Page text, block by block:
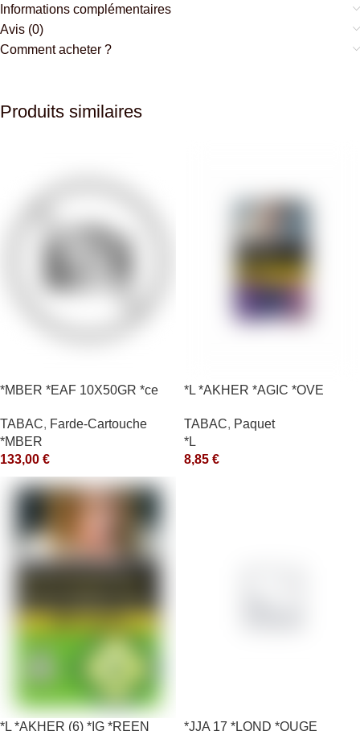
Informations complémentaires
Avis (0)
Comment acheter ?
Produits similaires
*MBER *EAF 10X50GR *ce
TABAC, Farde-Cartouche
*MBER
133,00 €
*L *AKHER *AGIC *OVE
TABAC, Paquet
*L
8,85 €
*L *AKHER (6) *IG *REEN
*JJA 17 *LOND *OUGE